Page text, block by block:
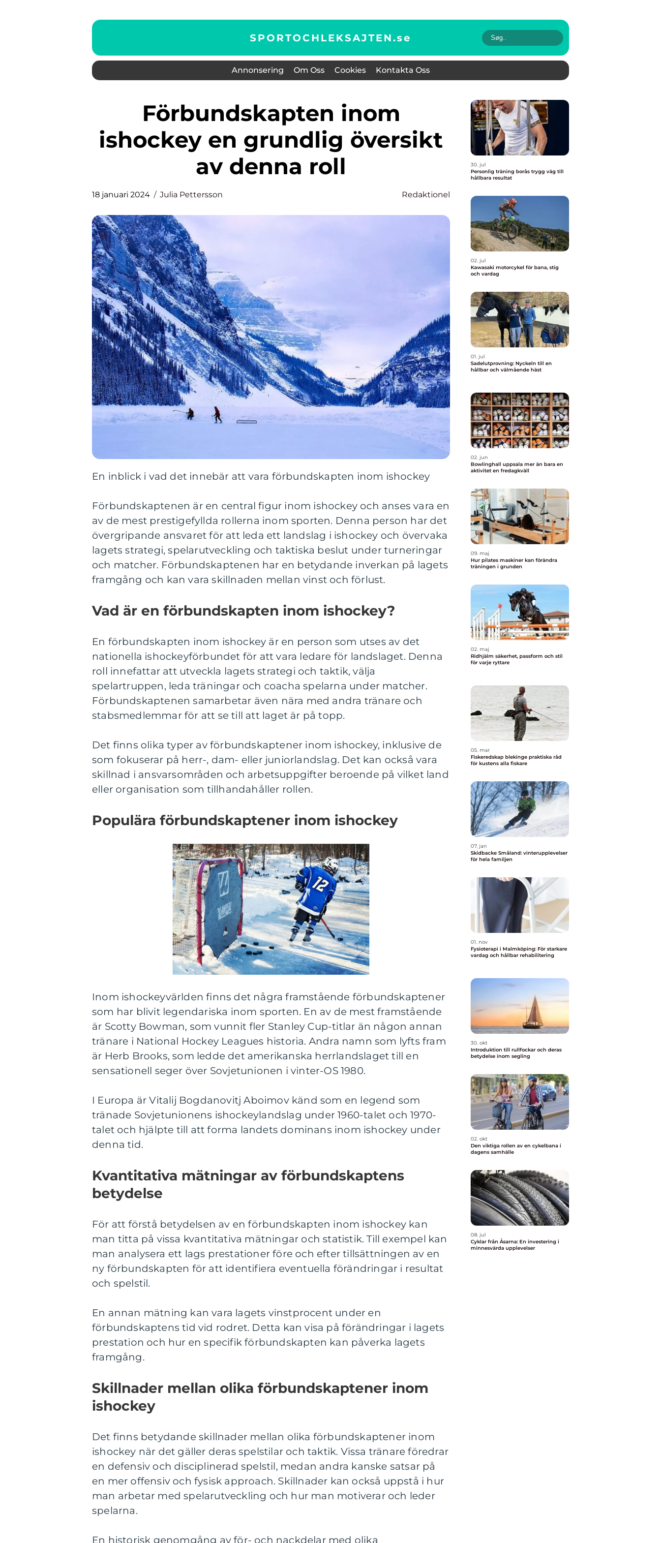
SPORTOCHLEKSAJTEN.se
Annonsering Om Oss Cookies Kontakta Oss
Förbundskapten inom
ishockey en grundlig översikt
av denna roll
18 januari 2024 Julia Pettersson Redaktionel
En inblick i vad det innebär att vara förbundskapten inom ishockey
Förbundskaptenen är en central figur inom ishockey och anses vara en
av de mest prestigefyllda rollerna inom sporten. Denna person har det
övergripande ansvaret för att leda ett landslag i ishockey och övervaka
lagets strategi, spelarutveckling och taktiska beslut under turneringar
och matcher. Förbundskaptenen har en betydande inverkan på lagets
framgång och kan vara skillnaden mellan vinst och förlust.
Vad är en förbundskapten inom ishockey?
En förbundskapten inom ishockey är en person som utses av det
nationella ishockeyförbundet för att vara ledare för landslaget. Denna
roll innefattar att utveckla lagets strategi och taktik, välja
spelartruppen, leda träningar och coacha spelarna under matcher.
Förbundskaptenen samarbetar även nära med andra tränare och
stabsmedlemmar för att se till att laget är på topp.
Det finns olika typer av förbundskaptener inom ishockey, inklusive de
som fokuserar på herr-, dam- eller juniorlandslag. Det kan också vara
skillnad i ansvarsområden och arbetsuppgifter beroende på vilket land
eller organisation som tillhandahåller rollen.
Populära förbundskaptener inom ishockey
Inom ishockeyvärlden finns det några framstående förbundskaptener
som har blivit legendariska inom sporten. En av de mest framstående
är Scotty Bowman, som vunnit fler Stanley Cup-titlar än någon annan
tränare i National Hockey Leagues historia. Andra namn som lyfts fram
är Herb Brooks, som ledde det amerikanska herrlandslaget till en
sensationell seger över Sovjetunionen i vinter-OS 1980.
I Europa är Vitalij Bogdanovitj Aboimov känd som en legend som
tränade Sovjetunionens ishockeylandslag under 1960-talet och 1970-
talet och hjälpte till att forma landets dominans inom ishockey under
denna tid.
Kvantitativa mätningar av förbundskaptens
betydelse
För att förstå betydelsen av en förbundskapten inom ishockey kan
man titta på vissa kvantitativa mätningar och statistik. Till exempel kan
man analysera ett lags prestationer före och efter tillsättningen av en
ny förbundskapten för att identifiera eventuella förändringar i resultat
och spelstil.
En annan mätning kan vara lagets vinstprocent under en
förbundskaptens tid vid rodret. Detta kan visa på förändringar i lagets
prestation och hur en specifik förbundskapten kan påverka lagets
framgång.
Skillnader mellan olika förbundskaptener inom
ishockey
Det finns betydande skillnader mellan olika förbundskaptener inom
ishockey när det gäller deras spelstilar och taktik. Vissa tränare föredrar
en defensiv och disciplinerad spelstil, medan andra kanske satsar på
en mer offensiv och fysisk approach. Skillnader kan också uppstå i hur
man arbetar med spelarutveckling och hur man motiverar och leder
spelarna.
En historisk genomgång av för- och nackdelar med olika
30. jul
Personlig träning borås trygg väg till
hållbara resultat
02. jul
Kawasaki motorcykel för bana, stig
och vardag
01. jul
Sadelutprovning: Nyckeln till en
hållbar och välmående häst
02. jun
Bowlinghall uppsala mer än bara en
aktivitet en fredagkväll
09. maj
Hur pilates maskiner kan förändra
träningen i grunden
02. maj
Ridhjälm säkerhet, passform och stil
för varje ryttare
05. mar
Fiskeredskap blekinge praktiska råd
för kustens alla fiskare
07. jan
Skidbacke Småland: vinterupplevelser
för hela familjen
01. nov
Fysioterapi i Malmköping: För starkare
vardag och hållbar rehabilitering
30. okt
Introduktion till rullfockar och deras
betydelse inom segling
02. okt
Den viktiga rollen av en cykelbana i
dagens samhälle
08. jul
Cyklar från Åsarna: En investering i
minnesvärda upplevelser